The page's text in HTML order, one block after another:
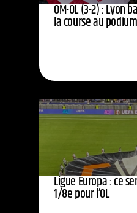
OM-OL (3-2) : Lyon
la course au
Ligue Europa : ce
1/8e pour l’OL